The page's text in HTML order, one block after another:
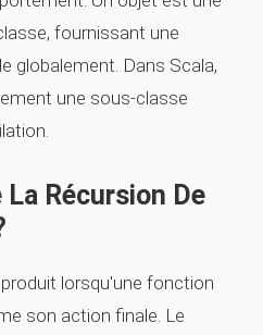
fournissant une
globalement. Dans Scala,
une sous-classe
La Récursion De
lorsqu'une fonction
son action finale. Le